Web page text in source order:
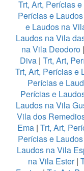
Trt, Art, Perícias
Perícias e
e Laudos na
Laudos na Vila
na Vila Deodoro |
Diva | Trt, Art,
Trt, Art, Perícias e
Perícias e
Perícias e
Laudos na Vila
Vila dos
Ema | Trt, Art,
Perícias e
Laudos na Vila
na Vila Ester|